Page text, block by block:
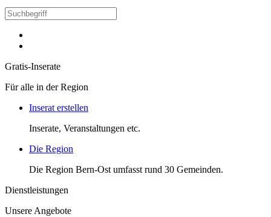
Gratis-Inserate
Für alle in der Region
Inserat erstellen
Inserate, Veranstaltungen etc.
Die Region
Die Region Bern-Ost umfasst rund 30 Gemeinden.
Dienstleistungen
Unsere Angebote